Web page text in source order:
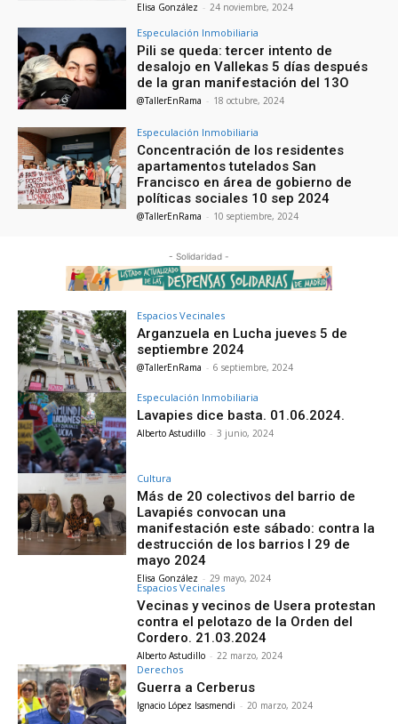
Elisa González - 24 noviembre, 2024
Especulación Inmobiliaria
Pili se queda: tercer intento de
desalojo en Vallekas 5 días después
de la gran manifestación del 13O
@TallerEnRama - 18 octubre, 2024
Especulación Inmobiliaria
Concentración de los residentes
apartamentos tutelados San
Francisco en área de gobierno de
políticas sociales 10 sep 2024
@TallerEnRama - 10 septiembre, 2024
- Solidaridad -
Espacios Vecinales
Arganzuela en Lucha jueves 5 de
septiembre 2024
@TallerEnRama - 6 septiembre, 2024
Especulación Inmobiliaria
Lavapies dice basta. 01.06.2024.
Alberto Astudillo - 3 junio, 2024
Cultura
Más de 20 colectivos del barrio de
Lavapiés convocan una
manifestación este sábado: contra la
destrucción de los barrios I 29 de
mayo 2024
Elisa González - 29 mayo, 2024
Espacios Vecinales
Vecinas y vecinos de Usera protestan
contra el pelotazo de la Orden del
Cordero. 21.03.2024
Alberto Astudillo - 22 marzo, 2024
Derechos
Guerra a Cerberus
Ignacio López Isasmendi - 20 marzo, 2024